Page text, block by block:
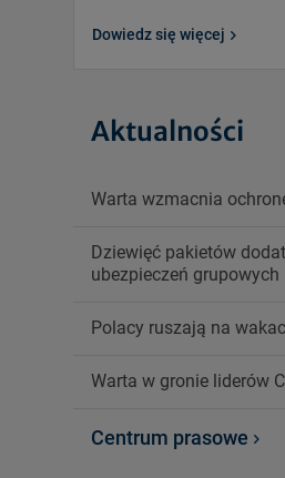
Dowiedz się więcej
Aktualności
Warta wzmacnia
Dziewięć pakietów
ubezpieczeń grupowych
Polacy ruszają na
Warta w gronie liderów
Centrum prasowe